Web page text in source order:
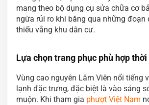
mang theo bộ dụng cụ sửa chữa cơ
ngừa rủi ro khi băng qua những đoạn
thiếu vắng khu dân cư.
Lựa chọn trang phục phù hợp
Vùng cao nguyên Lâm Viên nổi tiếng
lạnh đặc trưng, đặc biệt là vào sáng
muộn. Khi tham gia phượt Việt Nam